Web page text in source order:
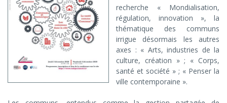
place
pour
fabrique
des
recherche « Mondialisation,
régulation, innovation », la
thématique des communs
irrigue désormais les autres
axes : « Arts, industries de la
culture, création » ; « Corps,
santé et société » ; « Penser la
ville contemporaine ».